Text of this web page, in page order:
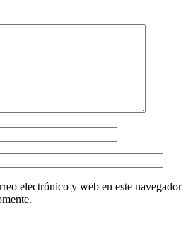
electrónico y web en este navegador